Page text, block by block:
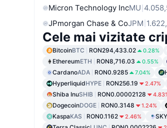
Micron Technology IncMU
JPmorgan Chase & CoJPM
Cele mai vizitate
BitcoinBTC RON294,433.02 0.28%
EthereumETH RON8,716.03 0.55%
CardanoADA RON0.9285 7.04%
HyperliquidHYPE RON256.19 2.47%
Shiba InuSHIB RON0.00002128
DogecoinDOGE RON0.3148 1.24%
KaspaKAS RON0.1162 2.46%